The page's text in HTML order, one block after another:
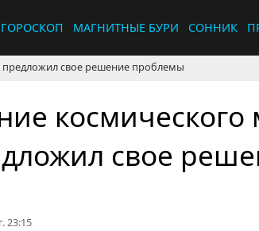
ГОРОСКОП МАГНИТНЫЕ БУРИ СОННИК
свое решение проблемы
космического
свое
23:15